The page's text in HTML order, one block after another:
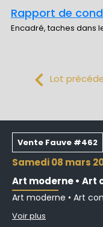
Rapport de
Encadré, taches dans
Lot
Vente Fauve #462
samedi 08 mars
Art moderne • Art
Art moderne • Art
Voir plus